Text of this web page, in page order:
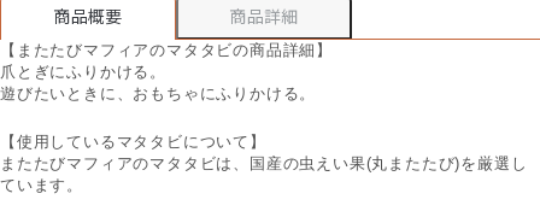
商品概要 商品詳細
【またたびマフィアのマタタビの商品詳細】
爪とぎにふりかける。
遊びたいときに、おもちゃにふりかける。
【使用しているマタタビについて】
またたびマフィアのマタタビは、国産の虫えい果(丸またたび)を厳選し
ています。